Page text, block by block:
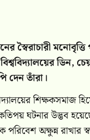
স্বৈরাচারী
ডিন,
দেন তাঁরা।
শিক্ষকসমাজ
ঘটনার উদ্ভব
পরিবেশ অক্ষুন্ন রাখার